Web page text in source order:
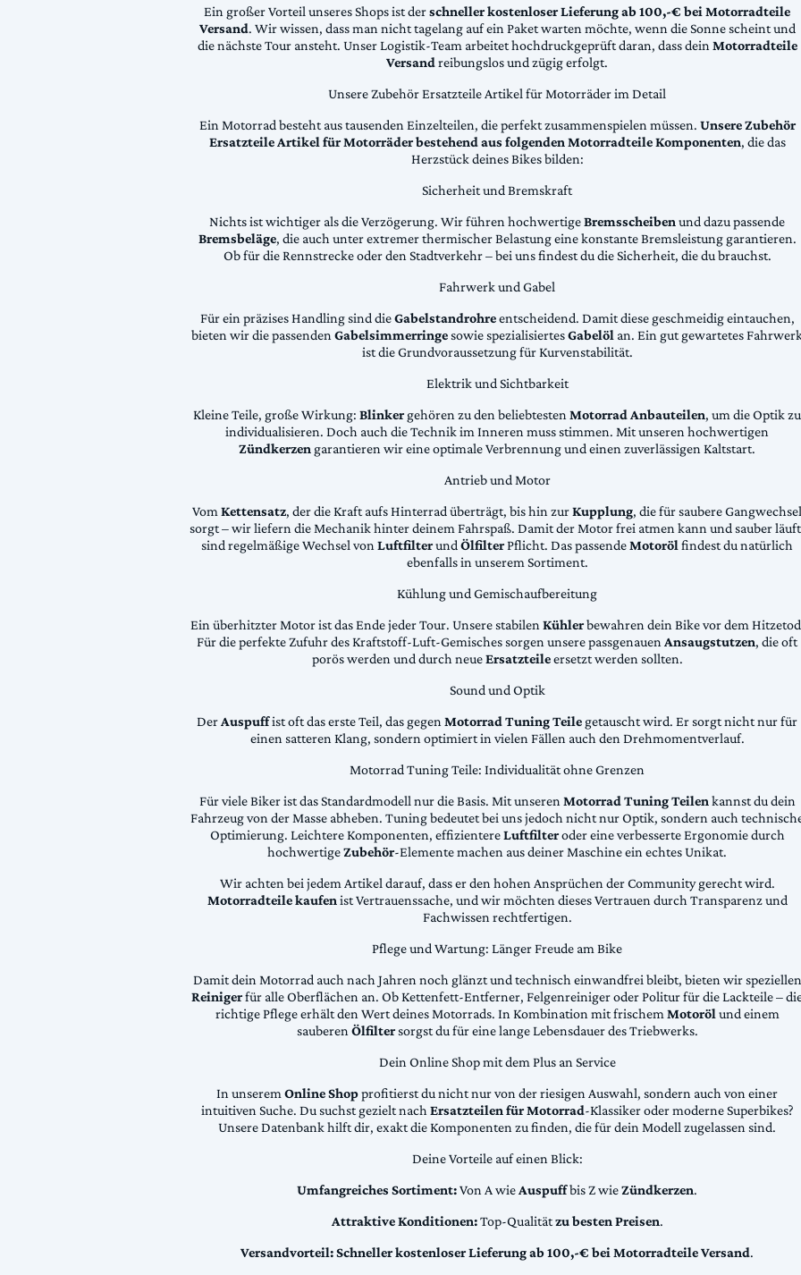
Ein großer Vorteil unseres Shops ist derschneller kostenloser Lieferung ab 100,-€ bei Motorradteile
Versand. Wir wissen, dass man nicht tagelang auf ein Paket warten möchte, wenn die Sonne scheint und
die nächste Tour ansteht. Unser Logistik-Team arbeitet hochdruckgeprüft daran, dass deinMotorradteile
Versandreibungslos und zügig erfolgt.
Unsere Zubehör Ersatzteile Artikel für Motorräder im Detail
Ein Motorrad besteht aus tausenden Einzelteilen, die perfekt zusammenspielen müssen. Unsere Zubehör
Ersatzteile Artikel für Motorräder bestehend aus folgenden Motorradteile Komponenten, die das
Herzstück deines Bikes bilden:
Sicherheit und Bremskraft
Nichts ist wichtiger als die Verzögerung. Wir führen hochwertigeBremsscheibenund dazu passende
Bremsbeläge, die auch unter extremer thermischer Belastung eine konstante Bremsleistung garantieren.
Ob für die Rennstrecke oder den Stadtverkehr – bei uns findest du die Sicherheit, die du brauchst.
Fahrwerk und Gabel
Für ein präzises Handling sind dieGabelstandrohreentscheidend. Damit diese geschmeidig eintauchen,
bieten wir die passendenGabelsimmerringesowie spezialisiertesGabelöl an. Ein gut gewartetes
ist die Grundvoraussetzung für Kurvenstabilität.
Elektrik und Sichtbarkeit
Kleine Teile, große Wirkung: Blinker gehören zu den beliebtestenMotorrad Anbauteilen, um die Optik zu
individualisieren. Doch auch die Technik im Inneren muss stimmen. Mit unseren hochwertigen
Zündkerzen garantieren wir eine optimale Verbrennung und einen zuverlässigen Kaltstart.
Antrieb und Motor
VomKettensatz, der die Kraft aufs Hinterrad überträgt, bis hin zurKupplung, die für saubere Gangwechsel
sorgt – wir liefern die Mechanik hinter deinem Fahrspaß. Damit der Motor frei atmen kann und sauber
sind regelmäßige Wechsel vonLuftfilterundÖlfilterPflicht. Das passendeMotorölfindest du natürlich
ebenfalls in unserem Sortiment.
Kühlung und Gemischaufbereitung
Ein überhitzter Motor ist das Ende jeder Tour. Unsere stabilenKühlerbewahren dein Bike vor dem
Für die perfekte Zufuhr des Kraftstoff-Luft-Gemisches sorgen unsere passgenauenAnsaugstutzen, die oft
porös werden und durch neueErsatzteileersetzt werden sollten.
Sound und Optik
DerAuspuffist oft das erste Teil, das gegenMotorrad Tuning Teile getauscht wird. Er sorgt nicht nur für
einen satteren Klang, sondern optimiert in vielen Fällen auch den Drehmomentverlauf.
Motorrad Tuning Teile: Individualität ohne Grenzen
Für viele Biker ist das Standardmodell nur die Basis. Mit unserenMotorrad Tuning Teilenkannst du dein
Fahrzeug von der Masse abheben. Tuning bedeutet bei uns jedoch nicht nur Optik, sondern auch
Optimierung. Leichtere Komponenten, effizientereLuftfilteroder eine verbesserte Ergonomie durch
hochwertigeZubehör-Elemente machen aus deiner Maschine ein echtes Unikat.
Wir achten bei jedem Artikel darauf, dass er den hohen Ansprüchen der Community gerecht wird.
Motorradteile kaufenist Vertrauenssache, und wir möchten dieses Vertrauen durch Transparenz und
Fachwissen rechtfertigen.
Pflege und Wartung: Länger Freude am Bike
Damit dein Motorrad auch nach Jahren noch glänzt und technisch einwandfrei bleibt, bieten wir speziellen
Reinigerfür alle Oberflächen an. Ob Kettenfett-Entferner, Felgenreiniger oder Politur für die Lackteile –
richtige Pflege erhält den Wert deines Motorrads. In Kombination mit frischemMotorölund einem
sauberenÖlfiltersorgst du für eine lange Lebensdauer des Triebwerks.
Dein Online Shop mit dem Plus an Service
In unseremOnline Shopprofitierst du nicht nur von der riesigen Auswahl, sondern auch von einer
intuitiven Suche. Du suchst gezielt nachErsatzteilen für Motorrad-Klassiker oder moderne Superbikes?
Unsere Datenbank hilft dir, exakt die Komponenten zu finden, die für dein Modell zugelassen sind.
Deine Vorteile auf einen Blick:
Umfangreiches Sortiment:Von A wieAuspuffbis Z wieZündkerzen.
Attraktive Konditionen:Top-Qualitätzu besten Preisen.
Versandvorteil:Schneller kostenloser Lieferung ab 100,-€ bei Motorradteile Versand.